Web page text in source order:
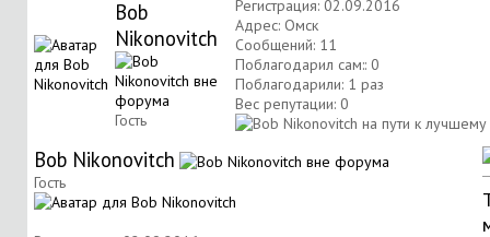
Bob
Nikonovitch
Гость
Регистрация: 02.09.2016
Адрес: Омск
Сообщений: 11
Поблагодарил сам:: 0
Поблагодарили: 1 раз
Вес репутации: 0
Bob Nikonovitch
Гость